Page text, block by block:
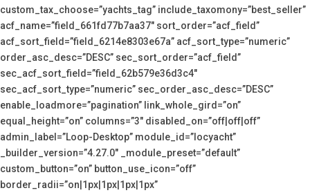
custom_tax_choose=”yachts_tag” include_taxomony=”best_seller”
acf_name=”field_661fd77b7aa37″ sort_order=”acf_field”
acf_sort_field=”field_6214e8303e67a” acf_sort_type=”numeric”
order_asc_desc=”DESC” sec_sort_order=”acf_field”
sec_acf_sort_field=”field_62b579e36d3c4″
sec_acf_sort_type=”numeric” sec_order_asc_desc=”DESC”
enable_loadmore=”pagination” link_whole_gird=”on”
equal_height=”on” columns=”3″ disabled_on=”off|off|off”
admin_label=”Loop-Desktop” module_id=”locyacht”
_builder_version=”4.27.0″ _module_preset=”default”
custom_button=”on” button_use_icon=”off”
border_radii=”on|1px|1px|1px|1px”